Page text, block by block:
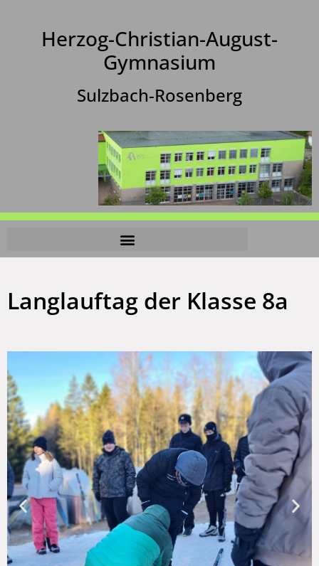
Herzog-Christian-August-
Gymnasium
Sulzbach-Rosenberg
Langlauftag der Klasse 8a